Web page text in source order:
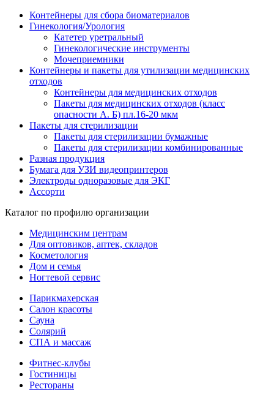
Контейнеры для сбора биоматериалов
Гинекология/Урология
Катетер уретральный
Гинекологические инструменты
Мочеприемники
Контейнеры и пакеты для утилизации медицинских
отходов
Контейнеры для медицинских отходов
Пакеты для медицинских отходов (класс
опасности А. Б) пл.16-20 мкм
Пакеты для стерилизации
Пакеты для стерилизации бумажные
Пакеты для стерилизации комбинированные
Разная продукция
Бумага для УЗИ видеопринтеров
Электроды одноразовые для ЭКГ
Ассорти
Каталог по профилю организации
Медицинским центрам
Для оптовиков, аптек, складов
Косметология
Дом и семья
Ногтевой сервис
Парикмахерская
Салон красоты
Сауна
Солярий
СПА и массаж
Фитнес-клубы
Гостиницы
Рестораны